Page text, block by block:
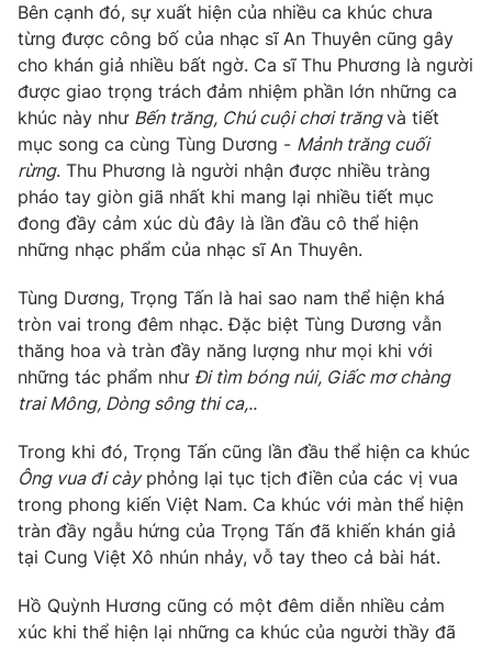
Theo dõi báo trên
Cơ quan chủ quản:Đài Truyền hình Việt Nam
Cơ quan báo chí:
Thời báo VTV
Giấy phép hoạt động báo in và báo điện tử số 483/GP-BTTTT
cấp ngày 29/12/2023
Phó Tổng Biên tập:Nguyễn Thị Mỹ Hạnh, Phạm Quốc Thắng,
Nguyễn Trọng Ninh
Tổng đài VTV:024.38 355 931 - 024.38 355 932
Ðiện thoại Thời báo VTV:024.66 897 897
Email:toasoan@vtv.vn
Liên hệ quảng cáo: 024-7300.7108
Bên cạnh đó, sự xuất hiện của nhiều ca khúc chưa
từng được công bố của nhạc sĩ An Thuyên cũng gây
cho khán giả nhiều bất ngờ. Ca sĩ Thu Phương là người
được giao trọng trách đảm nhiệm phần lớn những ca
khúc này như Bến trăng, Chú cuội chơi trăngvà tiết
mục song ca cùng Tùng Dương - Mảnh trăng cuối
rừng. Thu Phương là người nhận được nhiều tràng
pháo tay giòn giã nhất khi mang lại nhiều tiết mục
đong đầy cảm xúc dù đây là lần đầu cô thể hiện
những nhạc phẩm của nhạc sĩ An Thuyên.
Tùng Dương, Trọng Tấn là hai sao nam thể hiện khá
tròn vai trong đêm nhạc. Đặc biệt Tùng Dương vẫn
thăng hoa và tràn đầy năng lượng như mọi khi với
những tác phẩm như Đi tìm bóng núi, Giấc mơ chàng
trai Mông, Dòng sông thi ca,..
Trong khi đó, Trọng Tấn cũng lần đầu thể hiện ca khúc
Ông vua đi càyphỏng lại tục tịch điền của các vị vua
trong phong kiến Việt Nam. Ca khúc với màn thể hiện
tràn đầy ngẫu hứng của Trọng Tấn đã khiến khán giả
tại Cung Việt Xô nhún nhảy, vỗ tay theo cả bài hát.
Hồ Quỳnh Hương cũng có một đêm diễn nhiều cảm
xúc khi thể hiện lại những ca khúc của người thầy đã